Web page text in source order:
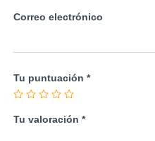
Correo electrónico
Tu puntuación *
Tu valoración *